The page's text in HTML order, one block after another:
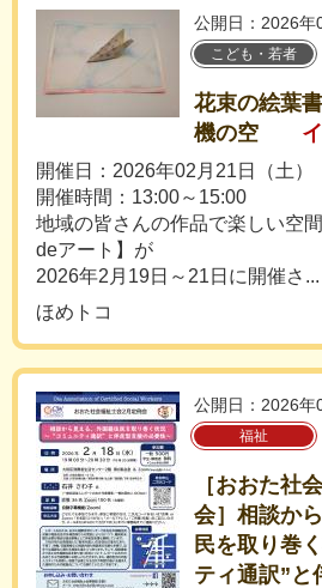
公開日：2026年
こども・若者
花束の絵葉
機の空
開催日：2026年02月21日（土）
開催時間：13:00～15:00
地域の皆さんの作品で楽しい空
deアート】が
2026年2月19日～21日に開催さ...
ほめトコ
公開日：2026年
福祉
［おおた社
会］相談か
民を取り巻
ティ通訳”と